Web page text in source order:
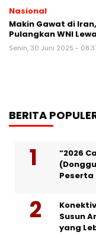
Nasional
Makin Gawat di
Pulangkan WNI
Senin, 30 Juni 2025 -
BERITA
“2026
Peserta
Susun
yang